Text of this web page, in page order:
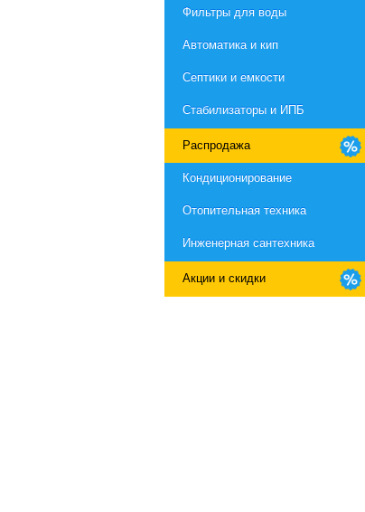
Фильтры для воды
Автоматика и кип
Септики и емкости
Стабилизаторы и ИПБ
Распродажа
Кондиционирование
Отопительная техника
Инженерная сантехника
Акции и скидки